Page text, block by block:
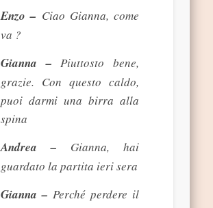
Enzo – Ciao Gianna, come
va ?
Gianna – Piuttosto bene,
grazie. Con questo caldo,
puoi darmi una birra alla
spina
Andrea – Gianna, hai
guardato la partita ieri sera
Gianna – Perché perdere il